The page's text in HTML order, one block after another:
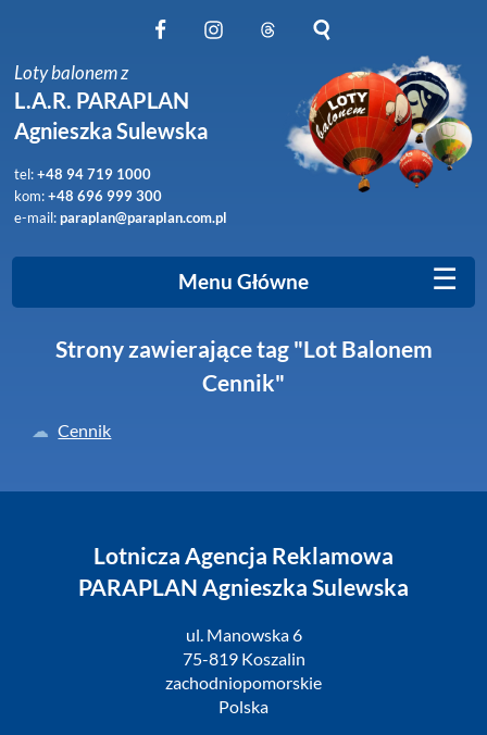
Obserwuj nas na Instagram
Obserwuj nas na Threads
Szukaj na stronie
Loty balonem z
L.A.R. PARAPLAN
Agnieszka Sulewska
tel:+48 94 719 1000
kom:+48 696 999 300
e-mail:paraplan@paraplan.com.pl
Menu Główne ☰
Strony zawierające tag "Lot Balonem
Cennik"
Cennik
Lotnicza Agencja Reklamowa
PARAPLAN Agnieszka Sulewska
ul. Manowska 6
75-819 Koszalin
zachodniopomorskie
Polska